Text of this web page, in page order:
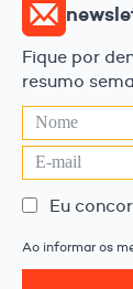
Fique por
resumo
Eu
Ao informar os